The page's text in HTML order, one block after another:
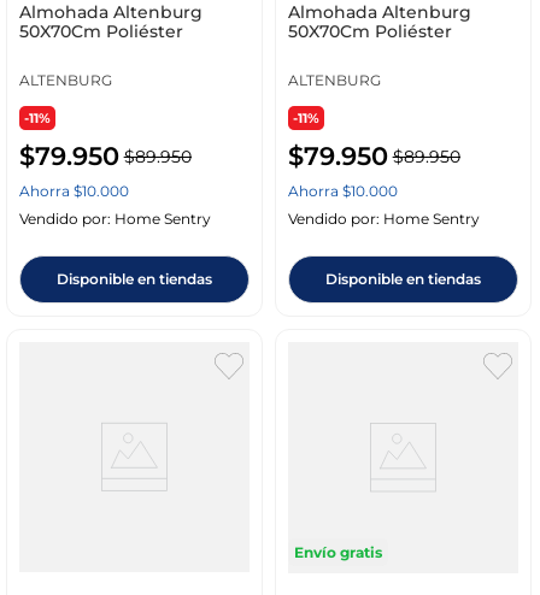
Almohada Altenburg
50X70Cm Poliéster
ALTENBURG
-11%
$79.950 $89.950
Ahorra $10.000
Vendido por: Home Sentry
Disponible en tiendas
Almohada Altenburg
50X70Cm Poliéster
ALTENBURG
-11%
$79.950 $89.950
Ahorra $10.000
Vendido por: Home Sentry
Disponible en tiendas
Envío gratis